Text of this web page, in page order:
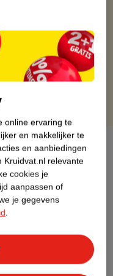
(nog) geen Nature
online ervaring te
en makkelijker te
en aanbiedingen
Kruidvat.nl relevante
cookies je
aanpassen of
je gegevens
.